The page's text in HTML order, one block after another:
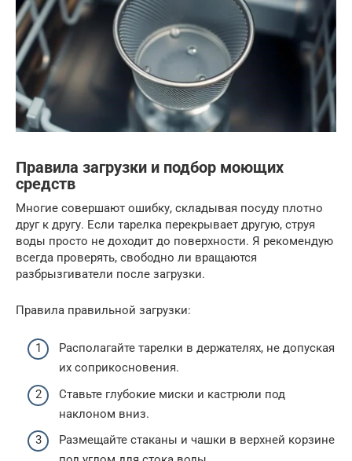
Правила загрузки и подбор моющих
средств
Многие совершают ошибку, складывая посуду плотно
друг к другу. Если тарелка перекрывает другую, струя
воды просто не доходит до поверхности. Я рекомендую
всегда проверять, свободно ли вращаются
разбрызгиватели после загрузки.
Правила правильной загрузки:
Располагайте тарелки в держателях, не допуская
их соприкосновения.
Ставьте глубокие миски и кастрюли под
наклоном вниз.
Размещайте стаканы и чашки в верхней корзине